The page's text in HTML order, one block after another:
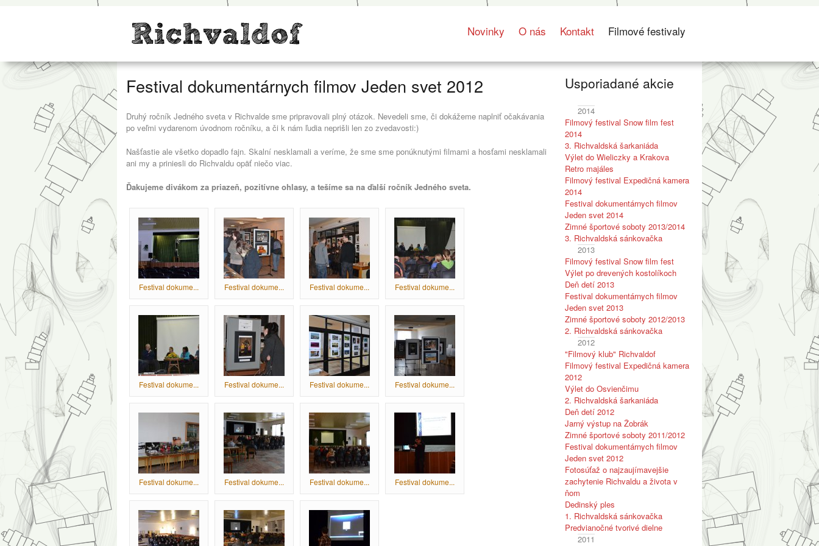
Novinky O nás Kontakt Filmové festivaly
Festival dokumentárnych filmov Jeden svet 2012
Druhý ročník Jedného sveta v Richvalde sme pripravovali plný otázok. Nevedeli sme, či dokážeme naplniť očakávania
po veľmi vydarenom úvodnom ročníku, a či k nám ľudia neprišli len zo zvedavosti:)
Našťastie ale všetko dopadlo fajn. Skalní nesklamali a veríme, že sme sme ponúknutými filmami a hosťami nesklamali
ani my a priniesli do Richvaldu opäť niečo viac.
Ďakujeme divákom za priazeň, pozitívne ohlasy, a tešíme sa na ďalší ročník Jedného sveta.
Festival dokume... Festival dokume... Festival dokume... Festival dokume...
Festival dokume... Festival dokume... Festival dokume... Festival dokume...
Festival dokume... Festival dokume... Festival dokume... Festival dokume...
Usporiadané akcie
2014
Filmový festival Snow film fest
2014
3. Richvaldská šarkaniáda
Výlet do Wieliczky a Krakova
Retro majáles
Filmový festival Expedičná kamera
2014
Festival dokumentárnych filmov
Jeden svet 2014
Zimné športové soboty 2013/2014
3. Richvaldská sánkovačka
2013
Filmový festival Snow film fest
Výlet po drevených kostolíkoch
Deň detí 2013
Festival dokumentárnych filmov
Jeden svet 2013
Zimné športové soboty 2012/2013
2. Richvaldská sánkovačka
2012
"Filmový klub" Richvaldof
Filmový festival Expedičná kamera
2012
Výlet do Osvienčimu
2. Richvaldská šarkaniáda
Deň detí 2012
Jarný výstup na Žobrák
Zimné športové soboty 2011/2012
Festival dokumentárnych filmov
Jeden svet 2012
Fotosúťaž o najzaujímavejšie
zachytenie Richvaldu a života v
ňom
Dedinský ples
1. Richvaldská sánkovačka
Predvianočné tvorivé dielne
2011